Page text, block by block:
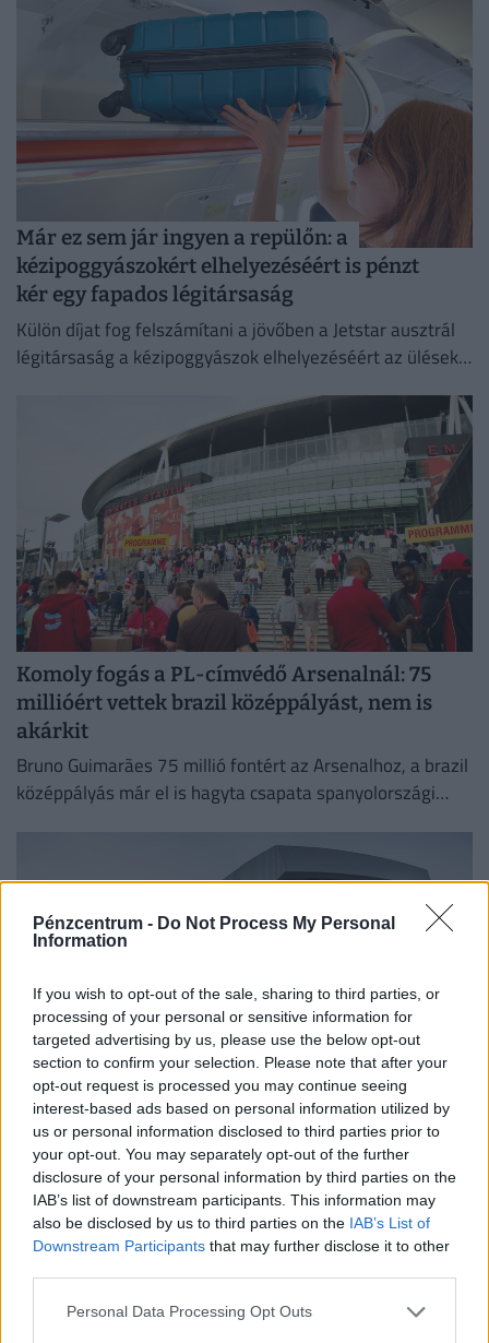
Pénzcentrum - Do Not Process My Personal
Information
If you wish to opt-out of the sale, sharing to third parties, or
processing of your personal or sensitive information for
targeted advertising by us, please use the below opt-out
section to confirm your selection. Please note that after your
opt-out request is processed you may continue seeing
interest-based ads based on personal information utilized by
us or personal information disclosed to third parties prior to
your opt-out. You may separately opt-out of the further
disclosure of your personal information by third parties on the
IAB’s list of downstream participants. This information may
also be disclosed by us to third parties on the IAB’s List of
Downstream Participants that may further disclose it to other
Personal Data Processing Opt Outs
Már ez sem jár ingyen a repülőn: a
kézipoggyászokért elhelyezéséért is pénzt
kér egy fapados légitársaság
Külön díjat fog felszámítani a jövőben a Jetstar ausztrál
légitársaság a kézipoggyászok elhelyezéséért az ülések
Komoly fogás a PL-címvédő Arsenalnál: 75
millióért vettek brazil középpályást, nem is
akárkit
Bruno Guimarães 75 millió fontért az Arsenalhoz, a brazil
középpályás már el is hagyta csapata spanyolországi
Nyugtatja a kedélyeket Szoboszlai Dominik:
tényleg belharc tört ki a Liverpoolnál?
A magyar válogatott középpályása hangsúlyozta, hogy
nincs feszültség a csapattársak között, emellett szót
ejtett a megüresedett csapatkapitány-helyettesi
tisztségről is.